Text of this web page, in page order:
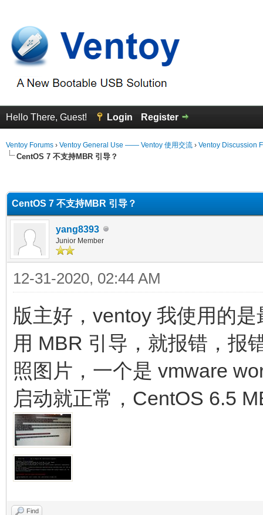
Hello There, Guest! Login Register
Ventoy Forums › Ventoy General Use —— Ventoy 使用交流 › Ventoy Discussion
CentOS 7 不支持MBR 引导？
CentOS 7 不支持MBR 引导？
yang8393
Junior Member
12-31-2020, 02:44 AM
版主好，ventoy 我使用的
用 MBR 引导，就报错，报
照图片，一个是 vmware
启动就正常，CentOS 6.5
Find